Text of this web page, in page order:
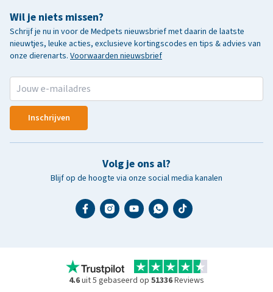
Wil je niets missen?
Schrijf je nu in voor de Medpets nieuwsbrief met daarin de laatste
nieuwtjes, leuke acties, exclusieve kortingscodes en tips & advies van
onze dierenarts. Voorwaarden nieuwsbrief
Inschrijven
Volg je ons al?
Blijf op de hoogte via onze social media kanalen
4.6uit 5 gebaseerd op 51336Reviews